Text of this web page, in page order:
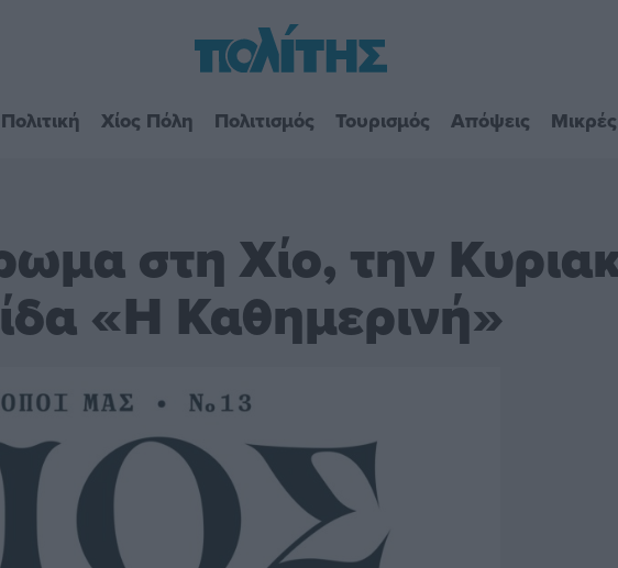
Πολιτική Χίος Πόλη Πολιτισμός Τουρισμός Απόψεις
στη Χίο, την
«Η Καθημερινή»